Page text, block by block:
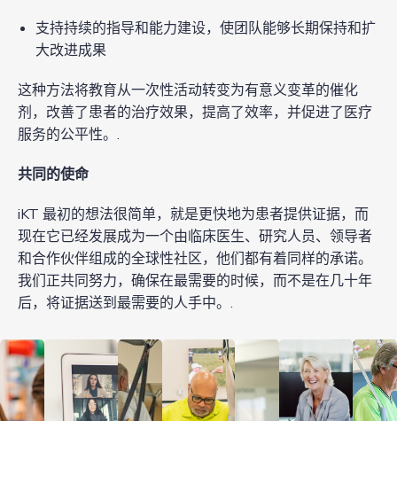
支持持续的指导和能力建设，使团队能够长期保持和扩
大改进成果
这种方法将教育从一次性活动转变为有意义变革的催化
剂，改善了患者的治疗效果，提高了效率，并促进了医疗
服务的公平性。.
共同的使命
iKT 最初的想法很简单，就是更快地为患者提供证据，而
现在它已经发展成为一个由临床医生、研究人员、领导者
和合作伙伴组成的全球性社区，他们都有着同样的承诺。
我们正共同努力，确保在最需要的时候，而不是在几十年
后，将证据送到最需要的人手中。.